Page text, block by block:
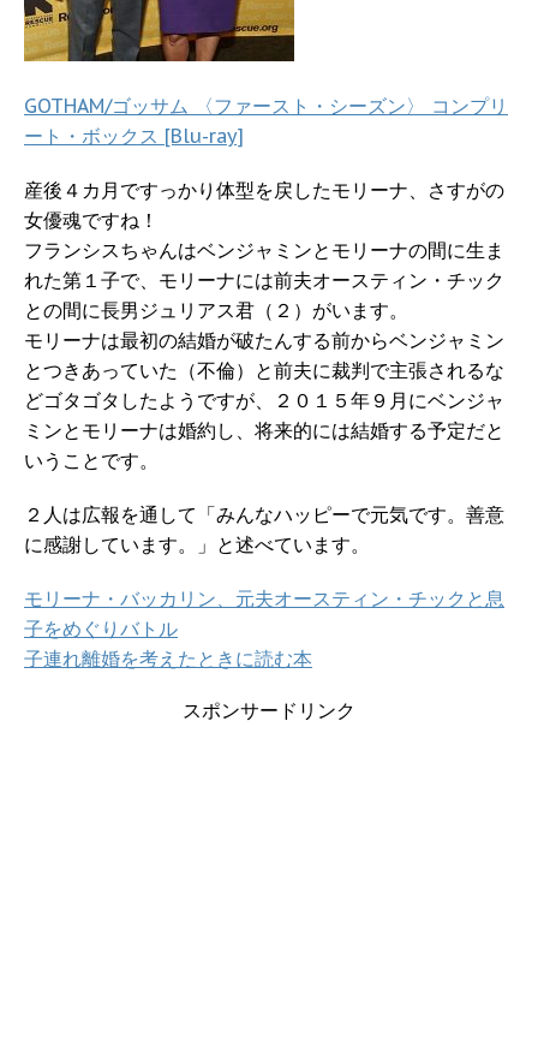
GOTHAM/ゴッサム 〈ファースト・シーズン〉 コンプリ
ート・ボックス [Blu-ray]
産後４カ月ですっかり体型を戻したモリーナ、さすがの
女優魂ですね！
フランシスちゃんはベンジャミンとモリーナの間に生ま
れた第１子で、モリーナには前夫オースティン・チック
との間に長男ジュリアス君（２）がいます。
モリーナは最初の結婚が破たんする前からベンジャミン
とつきあっていた（不倫）と前夫に裁判で主張されるな
どゴタゴタしたようですが、２０１５年９月にベンジャ
ミンとモリーナは婚約し、将来的には結婚する予定だと
いうことです。
２人は広報を通して「みんなハッピーで元気です。善意
に感謝しています。」と述べています。
モリーナ・バッカリン、元夫オースティン・チックと息
子をめぐりバトル
子連れ離婚を考えたときに読む本
スポンサードリンク